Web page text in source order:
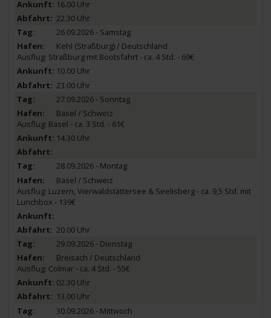
16.00 Uhr
22.30 Uhr
26.09.2026 - Samstag
Kehl (Straßburg) / Deutschland
Ausflug: Straßburg mit Bootsfahrt - ca. 4 Std. - 69€
10.00 Uhr
23.00 Uhr
27.09.2026 - Sonntag
Basel / Schweiz
Ausflug: Basel - ca. 3 Std. - 61€
14.30 Uhr
28.09.2026 - Montag
Basel / Schweiz
Ausflug: Luzern, Vierwaldstättersee & Seelisberg - ca. 9,5 Std. mit
Lunchbox - 139€
20.00 Uhr
29.09.2026 - Dienstag
Breisach / Deutschland
Ausflug: Colmar - ca. 4 Std. - 55€
02.30 Uhr
13.00 Uhr
30.09.2026 - Mittwoch